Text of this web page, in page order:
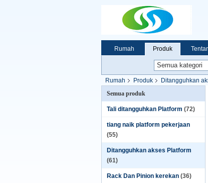
Rumah Produk
Rumah Produk Ditangguhkan
Semua produk
Tali ditangguhkan Platform (72)
tiang naik platform pekerjaan
(55)
Ditangguhkan akses Platform
(61)
Rack Dan Pinion kerekan (36)